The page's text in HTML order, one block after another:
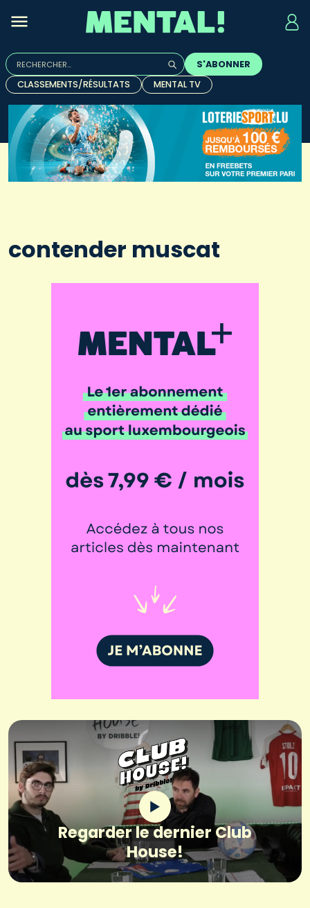
Rechercher :
Quand les résultats de l'auto-complétion sont
S'ABONNER
CLASSEMENTS/RÉSULTATS
MENTAL TV
contender muscat
Regarder le dernier Club
House!